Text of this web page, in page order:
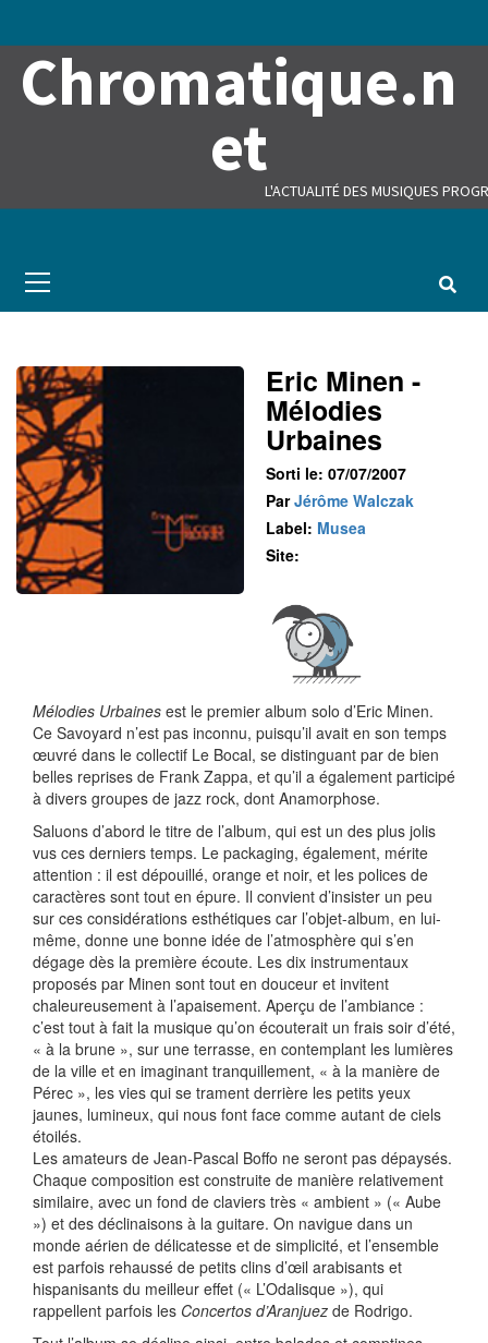
Chromatique.n
et
L'ACTUALITÉ DES MUSIQUES
Menu
Eric Minen -
Mélodies
Urbaines
Sorti le: 07/07/2007
ParJérôme Walczak
Label: Musea
Site:
Mélodies Urbaines est le premier album solo d’Eric Minen.
Ce Savoyard n’est pas inconnu, puisqu’il avait en son temps
œuvré dans le collectif Le Bocal, se distinguant par de bien
belles reprises de Frank Zappa, et qu’il a également participé
à divers groupes de jazz rock, dont Anamorphose.
Saluons d’abord le titre de l’album, qui est un des plus jolis
vus ces derniers temps. Le packaging, également, mérite
attention : il est dépouillé, orange et noir, et les polices de
caractères sont tout en épure. Il convient d’insister un peu
sur ces considérations esthétiques car l’objet-album, en lui-
même, donne une bonne idée de l’atmosphère qui s’en
dégage dès la première écoute. Les dix instrumentaux
proposés par Minen sont tout en douceur et invitent
chaleureusement à l’apaisement. Aperçu de l’ambiance :
c’est tout à fait la musique qu’on écouterait un frais soir d’été,
« à la brune », sur une terrasse, en contemplant les lumières
de la ville et en imaginant tranquillement, « à la manière de
Pérec », les vies qui se trament derrière les petits yeux
jaunes, lumineux, qui nous font face comme autant de ciels
étoilés.
Les amateurs de Jean-Pascal Boffo ne seront pas dépaysés.
Chaque composition est construite de manière relativement
similaire, avec un fond de claviers très « ambient » (« Aube
») et des déclinaisons à la guitare. On navigue dans un
monde aérien de délicatesse et de simplicité, et l’ensemble
est parfois rehaussé de petits clins d’œil arabisants et
hispanisants du meilleur effet (« L’Odalisque »), qui
rappellent parfois les Concertos d’Aranjuez de Rodrigo.